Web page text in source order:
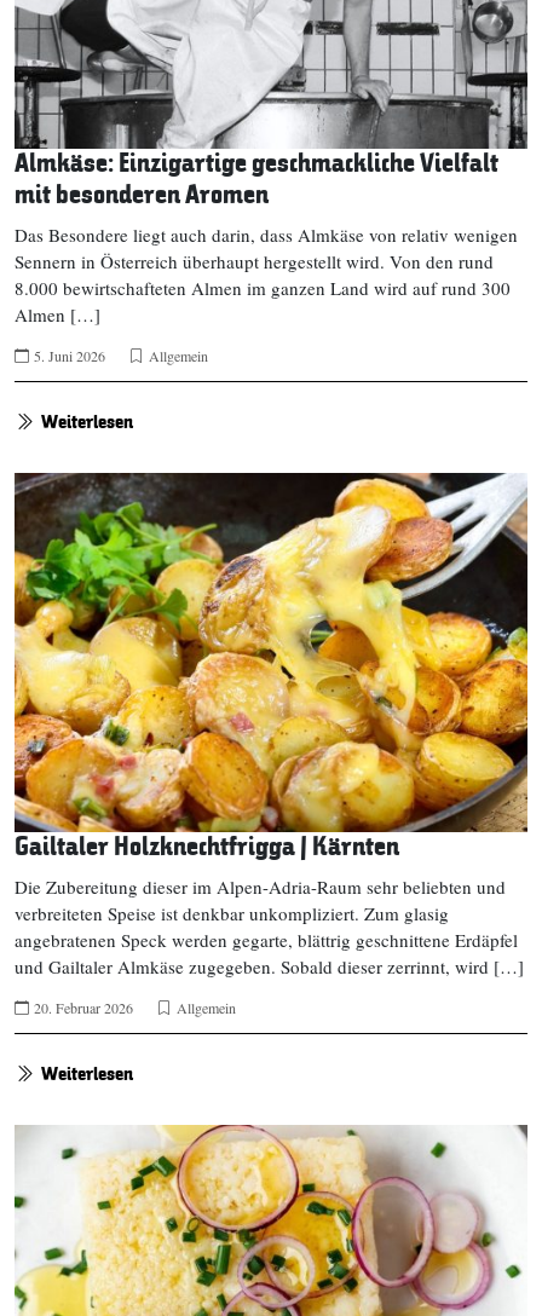
Almkäse: Einzigartige geschmackliche Vielfalt
mit besonderen Aromen
Das Besondere liegt auch darin, dass Almkäse von relativ wenigen
Sennern in Österreich überhaupt hergestellt wird. Von den rund
8.000 bewirtschafteten Almen im ganzen Land wird auf rund 300
Almen […]
5. Juni 2026 Allgemein
Weiterlesen
Gailtaler Holzknechtfrigga | Kärnten
Die Zubereitung dieser im Alpen-Adria-Raum sehr beliebten und
verbreiteten Speise ist denkbar unkompliziert. Zum glasig
angebratenen Speck werden gegarte, blättrig geschnittene Erdäpfel
und Gailtaler Almkäse zugegeben. Sobald dieser zerrinnt, wird […]
20. Februar 2026 Allgemein
Weiterlesen